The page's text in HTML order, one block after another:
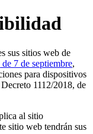
sus sitios web de
7 de septiembre,
para dispositivos
1112/2018, de
al sitio
sitio web tendrán sus